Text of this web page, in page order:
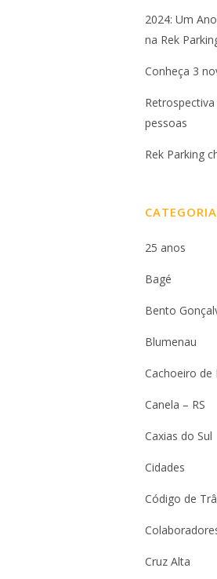
2024: Um
na Rek
Conheça 3
pessoas
Rek Parking
25 anos
Bagé
Bento
Blumenau
Cachoeiro de
Canela – RS
Caxias do Sul
Cidades
Código de
Cruz Alta